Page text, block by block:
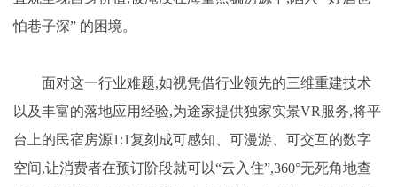
怕巷子深” 的困境。
面对这一行业难题,如视凭借行业领先的三维重建技术
以及丰富的落地应用经验,为途家提供独家实景VR服务,将平
台上的民宿房源1:1复刻成可感知、可漫游、可交互的数字
空间,让消费者在预订阶段就可以“云入住”,360°无死角地查